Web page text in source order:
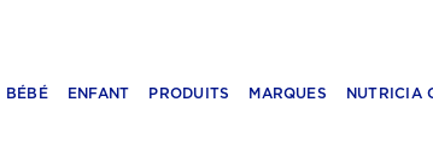
BÉBÉ ENFANT PRODUITS MARQUES NUTRICIA